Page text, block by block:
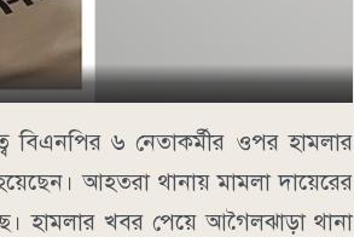
বিএনপির ৬ নেতাকর্মীর ওপর হামলার
আহতরা থানায় মামলা দায়েরের
হামলার খবর পেয়ে আগৈলঝাড়া থানা